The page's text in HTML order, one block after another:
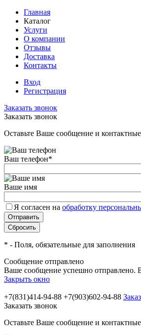
Главная
Каталог
Услуги
О компании
Отзывы
Доставка
Контакты
Вход
Регистрация
Заказать звонок
Заказать звонок
Оставьте Ваше сообщение и
Ваш телефон*
Ваше имя
Я согласен на обработку
* - Поля, обязательные для заполнения
Сообщение отправлено
Ваше сообщение успешно отправлено.
Закрыть окно
+7(831)414-94-88 +7(903)602-94-88
Заказать звонок
Оставьте Ваше сообщение и